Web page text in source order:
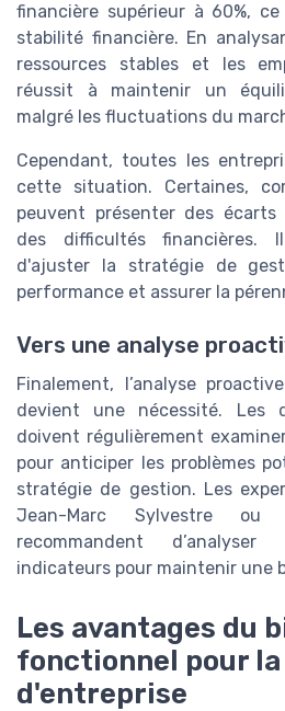
financière supérieur à 60%,
stabilité financière. En
ressources stables et les
réussit à maintenir un
malgré les fluctuations du
Cependant, toutes les
cette situation. Certaines,
peuvent présenter des
des difficultés financières.
d'ajuster la stratégie de
performance et assurer la
Vers une analyse
Finalement, l’analyse
devient une nécessité. Les
doivent régulièrement
pour anticiper les problèmes
stratégie de gestion. Les
Jean-Marc Sylvestre ou
recommandent
indicateurs pour maintenir une
Les avantages du
fonctionnel pour
d'entreprise